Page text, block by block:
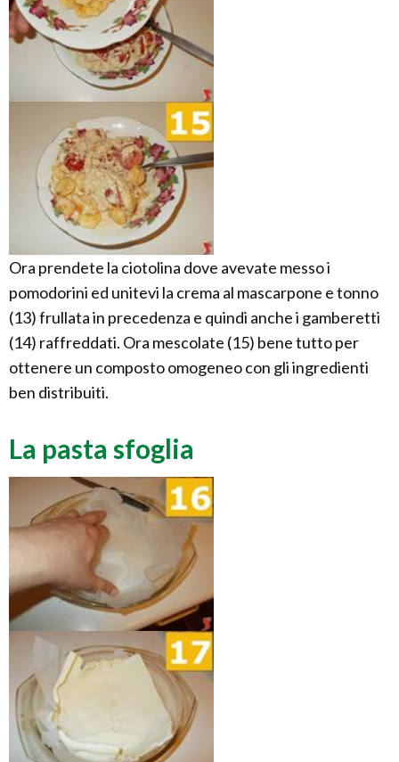
Ora prendete la ciotolina dove avevate messo i
pomodorini ed unitevi la crema al mascarpone e tonno
(13) frullata in precedenza e quindi anche i gamberetti
(14) raffreddati. Ora mescolate (15) bene tutto per
ottenere un composto omogeneo con gli ingredienti
ben distribuiti.
La pasta sfoglia